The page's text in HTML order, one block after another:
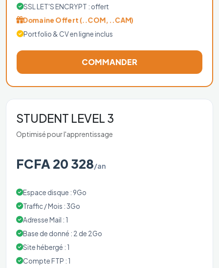
SSL LET'S ENCRYPT : offert
Domaine Offert (..COM, ..CAM)
Portfolio & CV en ligne inclus
COMMANDER
STUDENT LEVEL 3
Optimisé pour l'apprentissage
FCFA 20 328/an
Espace disque : 9Go
Traffic / Mois : 3Go
Adresse Mail : 1
Base de donné : 2 de 2Go
Site hébergé : 1
Compte FTP : 1